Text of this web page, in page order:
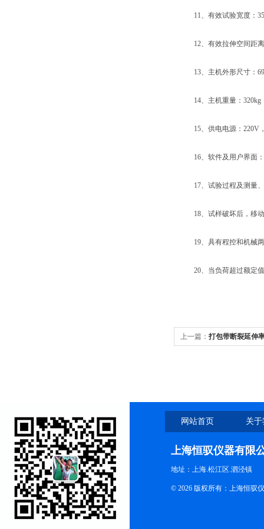
11、有效试验宽度：
12、有效拉伸空间距离
13、主机外形尺寸：
14、主机重量：320kg
15、供电电源：220V，
16、软件及用户界面：
17、试验过程及测量、
18、试样破坏后，移动
19、具有程控和机械两
20、当负荷超过额定值
上一篇： 打包带断裂延伸
网站首页 关
上海恒驭仪器有限
地址：上海.松江区.泗泾镇
© 2026 版权所有：上海恒驭